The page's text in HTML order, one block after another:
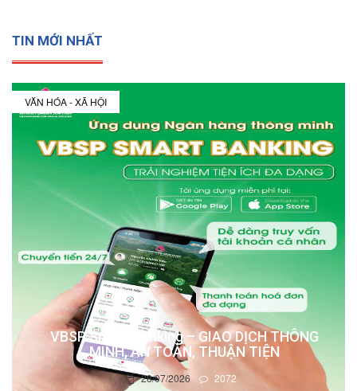
TIN MỚI NHẤT
VĂN HÓA - XÃ HỘI
VBSP Smart Banking – GIAO DỊCH THÔNG
MINH, AN TOÀN, THUẬN TIỆN
28/07/2026 2072